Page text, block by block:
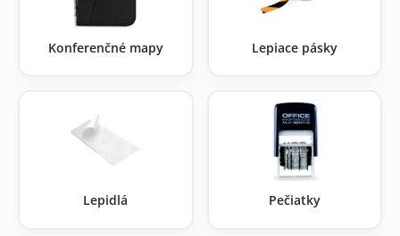
Konferenčné mapy Lepiace pásky
Lepidlá Pečiatky